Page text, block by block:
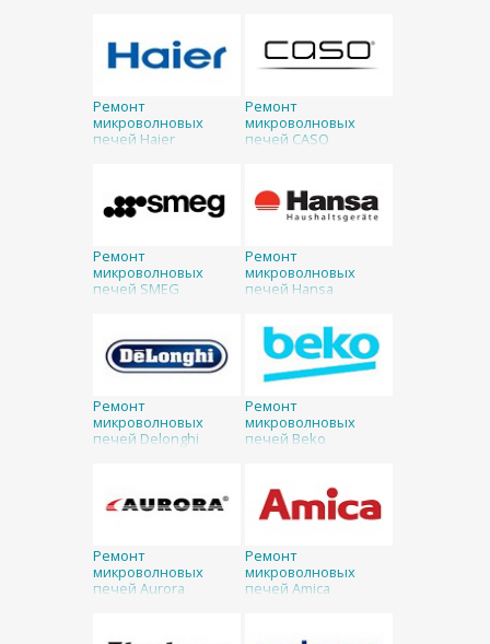
Ремонт
микроволновых
печей Haier
Ремонт
микроволновых
печей CASO
Ремонт
микроволновых
печей SMEG
Ремонт
микроволновых
печей Hansa
Ремонт
микроволновых
печей Delonghi
Ремонт
микроволновых
печей Beko
Ремонт
микроволновых
печей Aurora
Ремонт
микроволновых
печей Amica